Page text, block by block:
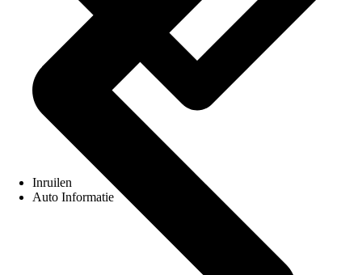
Inruilen
Auto Informatie